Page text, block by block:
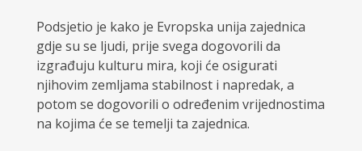
Podsjetio je kako je Evropska unija zajednica
gdje su se ljudi, prije svega dogovorili da
izgrađuju kulturu mira, koji će osigurati
njihovim zemljama stabilnost i napredak, a
potom se dogovorili o određenim vrijednostima
na kojima će se temelji ta zajednica.